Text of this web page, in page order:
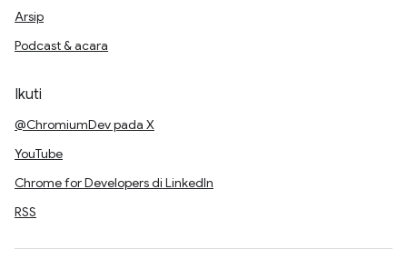
Arsip
Podcast & acara
Ikuti
@ChromiumDev pada X
YouTube
Chrome for Developers di LinkedIn
RSS